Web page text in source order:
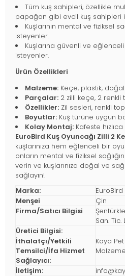
Tüm kuş sahipleri, özellikle
papağan gibi evcil kuş sahipleri
Kuşlarının mental ve fiziksel
isteyenler.
Kuşlarına güvenli ve
isteyenler.
Ürün Özellikleri
Malzeme: Keçe, plastik,
Parçalar: 2 zilli keçe, 2 renkli
Özellikler: Zil sesleri, renkli
Boyutlar: Kuş türüne uygun
Kolay Montaj: Kafeste
EuroBird Kuş Oyuncağı Zilli 2
kuşlarınıza hem eğlenceli bir
onların mental ve fiziksel
verin ve kuşlarınıza doğal ve
sağlayın!
Marka:
EuroBird
Menşei
Çin
Firma/Satıcı Bilgisi
San. Tic.
Üretici Bilgisi:
İthalatçı/Yetkili
Temsilci/İfa Hizmet
Sağlayıcı:
Kaya
İletişim: